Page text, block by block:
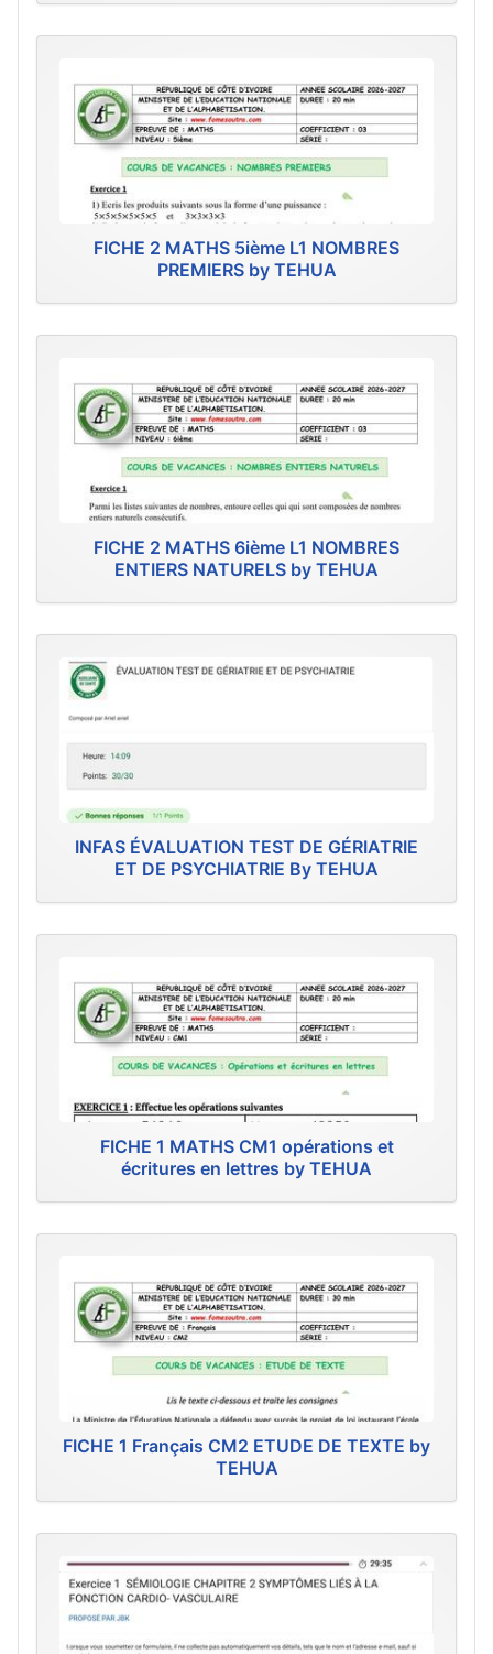
FICHE 2 MATHS 5ième L1 NOMBRES
PREMIERS by TEHUA
FICHE 2 MATHS 6ième L1 NOMBRES
ENTIERS NATURELS by TEHUA
INFAS ÉVALUATION TEST DE GÉRIATRIE
ET DE PSYCHIATRIE By TEHUA
FICHE 1 MATHS CM1 opérations et
écritures en lettres by TEHUA
FICHE 1 Français CM2 ETUDE DE TEXTE by
TEHUA